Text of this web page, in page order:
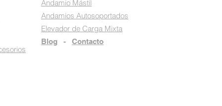
Andamio Mástil
Andamios Autosoportados
Elevador de Carga Mixta
Blog - Contacto